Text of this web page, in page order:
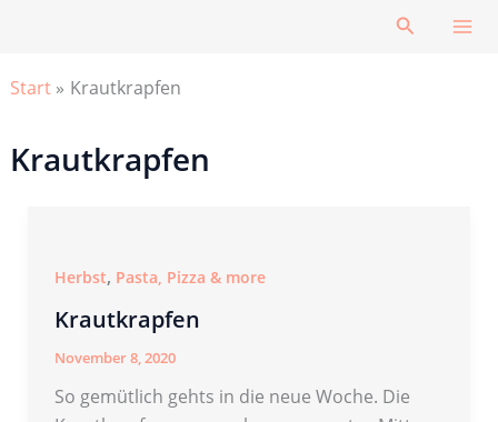
Suchen
Start Krautkrapfen
Krautkrapfen
Herbst, Pasta, Pizza & more
Krautkrapfen
November 8, 2020
So gemütlich gehts in die neue Woche. Die